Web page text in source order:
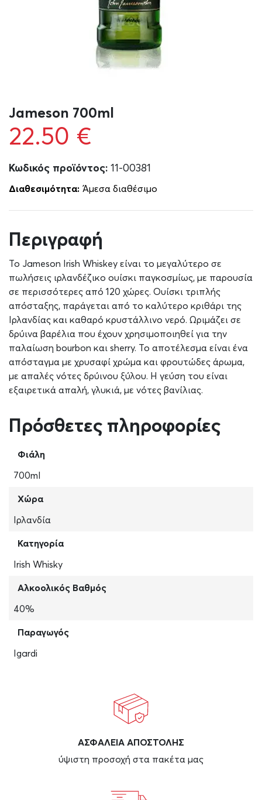
Jameson 700ml
22.50 €
Κωδικός προϊόντος: 11-00381
Διαθεσιμότητα: Άμεσα διαθέσιμο
Περιγραφή
Το Jameson Irish Whiskey είναι το μεγαλύτερο σε
πωλήσεις ιρλανδέζικο ουίσκι παγκοσμίως, με παρουσία
σε περισσότερες από 120 χώρες. Ουίσκι τριπλής
απόσταξης, παράγεται από το καλύτερο κριθάρι της
Ιρλανδίας και καθαρό κρυστάλλινο νερό. Ωριμάζει σε
δρύινα βαρέλια που έχουν χρησιμοποιηθεί για την
παλαίωση bourbon και sherry. Το αποτέλεσμα είναι ένα
απόσταγμα με χρυσαφί χρώμα και φρουτώδες άρωμα,
με απαλές νότες δρύινου ξύλου. Η γεύση του είναι
εξαιρετικά απαλή, γλυκιά, με νότες βανίλιας.
Πρόσθετες πληροφορίες
Φιάλη
700ml
Χώρα
Ιρλανδία
Κατηγορία
Irish Whisky
Αλκοολικός Βαθμός
40%
Παραγωγός
Igardi
ΑΣΦAΛΕΙΑ ΑΠΟΣΤΟΛΗΣ
ύψιστη προσοχή στα πακέτα μας